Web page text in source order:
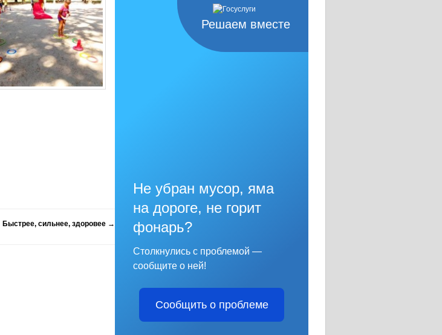
Быстрее, сильнее, здоровее →
Решаем вместе
Не убран мусор, яма
на дороге, не горит
фонарь?
Столкнулись с проблемой —
сообщите о ней!
Сообщить о проблеме